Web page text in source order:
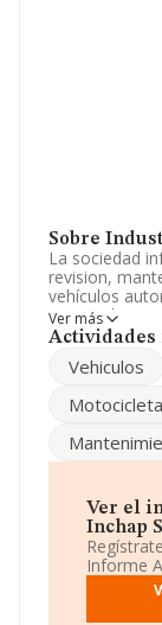
Sobre
La sociedad
revision,
vehículos
motocicletas y
en el Registro
compañía no
Ha habido
datos de
por encima
Respecto a
de
facilita la
2.070
6.452 al
de la
Taller
Ver más
Actividades
Vehiculos
Ver el
Inchap
Informe